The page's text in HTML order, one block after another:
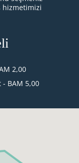
hizmetimizi
2,00
- BAM 5,00